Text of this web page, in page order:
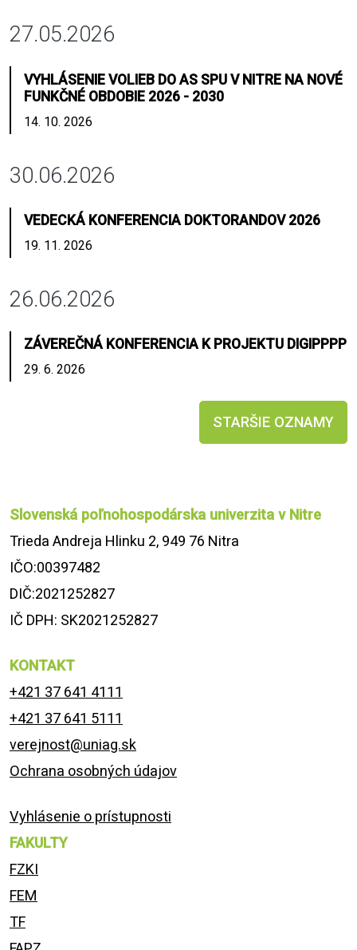
27.05.2026
VYHLÁSENIE VOLIEB DO AS SPU V NITRE NA NOVÉ
FUNKČNÉ OBDOBIE 2026 - 2030
14. 10. 2026
30.06.2026
VEDECKÁ KONFERENCIA DOKTORANDOV 2026
19. 11. 2026
26.06.2026
ZÁVEREČNÁ KONFERENCIA K PROJEKTU DIGIPPPP
29. 6. 2026
STARŠIE OZNAMY
Slovenská poľnohospodárska univerzita v Nitre
Trieda Andreja Hlinku 2, 949 76 Nitra
IČO:00397482
DIČ:2021252827
IČ DPH: SK2021252827
KONTAKT
+421 37 641 4111
+421 37 641 5111
verejnost@uniag.sk
Ochrana osobných údajov
Vyhlásenie o prístupnosti
FAKULTY
FZKI
FEM
TF